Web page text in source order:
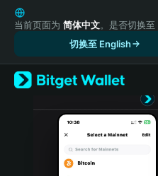
English
日本語
Русский
Español (Latinoamérica)
Türkçe
当前页面为 简体中文。是否切换至
切换至 English